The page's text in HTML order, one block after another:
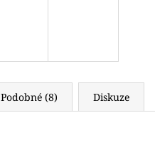
Podobné (8) Diskuze